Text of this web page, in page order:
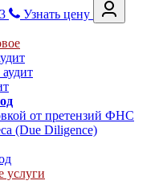
Узнать цену
от претензий ФНС
(Due Diligence)
услуги